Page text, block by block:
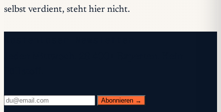
selbst verdient, steht hier nicht.
Abonnieren →